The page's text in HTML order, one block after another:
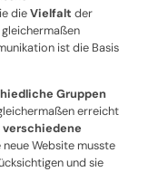
dieVielfalt der
ist die Basis
Gruppen
erreicht
verschiedene
Website musste
und sie